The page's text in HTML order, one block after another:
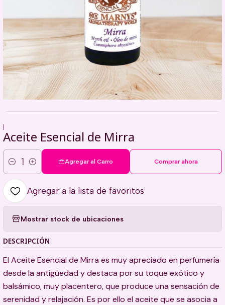
|
Aceite Esencial de Mirra
Cantidad
Agregar al Carro Comprar ahora
Agregar a la lista de favoritos
Mostrar stock de ubicaciones
DESCRIPCIÓN
El Aceite Esencial de Mirra es muy apreciado en perfumería
desde la antigüedad y destaca por su toque exótico y
balsámico, muy placentero, que produce una sensación de
serenidad y relajación. Es por ello el aceite que se asocia a